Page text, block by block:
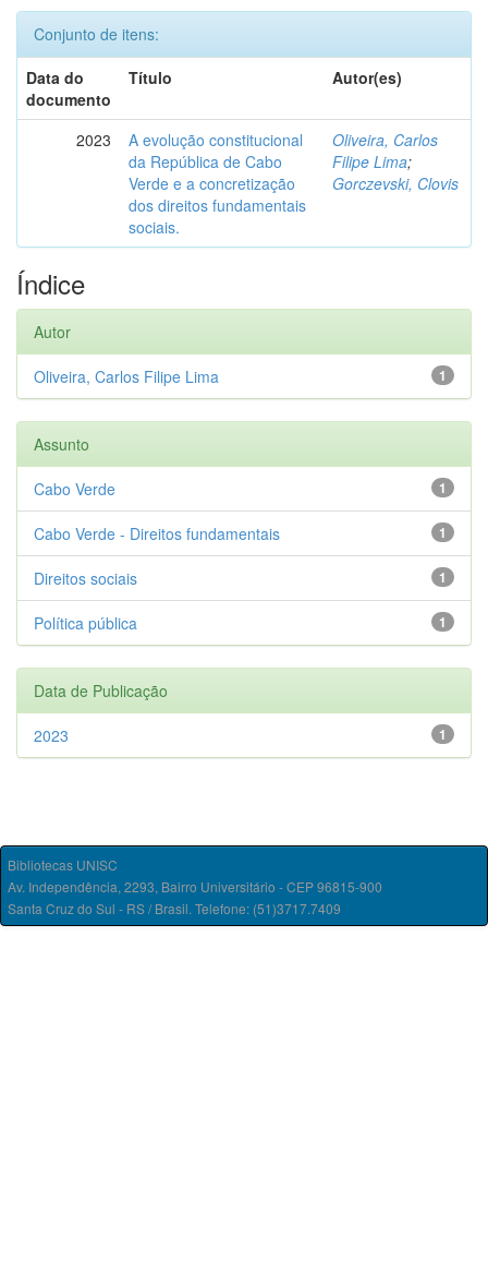
Conjunto de itens:
Data do
documento
Título Autor(es)
2023
A evolução constitucional
da República de Cabo
Verde e a concretização
dos direitos fundamentais
sociais.
Oliveira, Carlos
Filipe Lima;
Gorczevski, Clovis
Índice
Autor
1
Oliveira, Carlos Filipe Lima
Assunto
1
Cabo Verde
1
Cabo Verde - Direitos fundamentais
1
Direitos sociais
1
Política pública
Data de Publicação
1
2023
Bibliotecas UNISC
Av. Independência, 2293, Bairro Universitário - CEP 96815-900
Santa Cruz do Sul - RS / Brasil. Telefone: (51)3717.7409